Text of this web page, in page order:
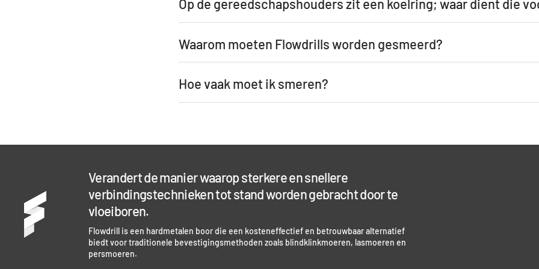
Op de gereedschapshouders zit een koelring; waar dient die
Waarom moeten Flowdrills worden gesmeerd?
Hoe vaak moet ik smeren?
Verandert de manier waarop sterkere en snellere
verbindingstechnieken tot stand worden gebracht door te
vloeiboren.
Flowdrill is een hardmetalen boor die een kosteneffectief en betrouwbaar alternatief
biedt voor traditionele bevestigingsmethoden zoals blindklinkmoeren, lasmoeren en
persmoeren.